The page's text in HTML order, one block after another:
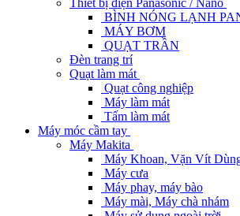
Thiết bị điện Panasonic / Nano
BÌNH NÓNG LẠNH
MÁY BƠM
QUẠT TRẦN
Đèn trang trí
Quạt làm mát
Quạt công nghiệp
Máy làm mát
Tấm làm mát
Máy móc cầm tay
Máy Makita
Máy Khoan, Vặn Vít
Máy cưa
Máy phay, máy bào
Máy mài, Máy chà nhám